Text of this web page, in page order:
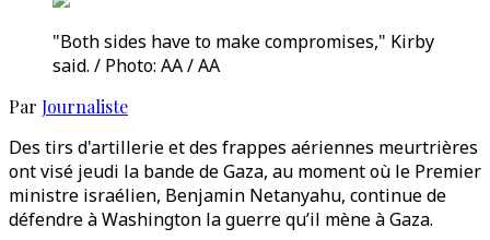
"Both sides have to make compromises," Kirby
said. / Photo: AA / AA
Par Journaliste
Des tirs d'artillerie et des frappes aériennes meurtrières
ont visé jeudi la bande de Gaza, au moment où le Premier
ministre israélien, Benjamin Netanyahu, continue de
défendre à Washington la guerre qu’il mène à Gaza.